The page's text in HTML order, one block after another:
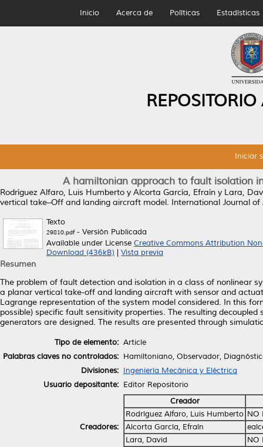
Inicio Acerca de Políticas Estadísticas
Iniciar
A hamiltonian approach to fault isolation
Rodríguez Alfaro, Luis Humberto y Alcorta García, Efraín y Lara,
vertical take–Off and landing aircraft model. International Journal of
Texto
29810.pdf- Versión Publicada
Available under License Creative Commons Attribution
Download (436kB)
Vista previa
Resumen
The problem of fault detection and isolation in a class of nonlinear
a planar vertical take-off and landing aircraft with sensor and
Lagrange representation of the system model considered. In this
possible) specific fault sensitivity properties. The resulting
generators are designed. The results are presented through
Tipo de elemento: Article
Palabras claves no controlados: Hamiltoniano, Observador,
Divisiones: Ingeniería Mecánica y Eléctrica
Usuario depositante: Editor Repositorio
Creadores:
Creador
Rodríguez Alfaro, Luis Humberto NO
Alcorta García, Efraín
Lara, David
NO